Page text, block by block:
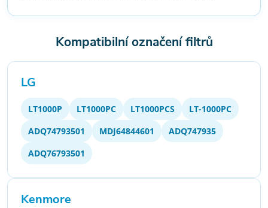
Kompatibilní označení filtrů
LG
LT1000P LT1000PC LT1000PCS
LT-1000PC
ADQ74793501
MDJ64844601
ADQ747935
ADQ76793501
Kenmore